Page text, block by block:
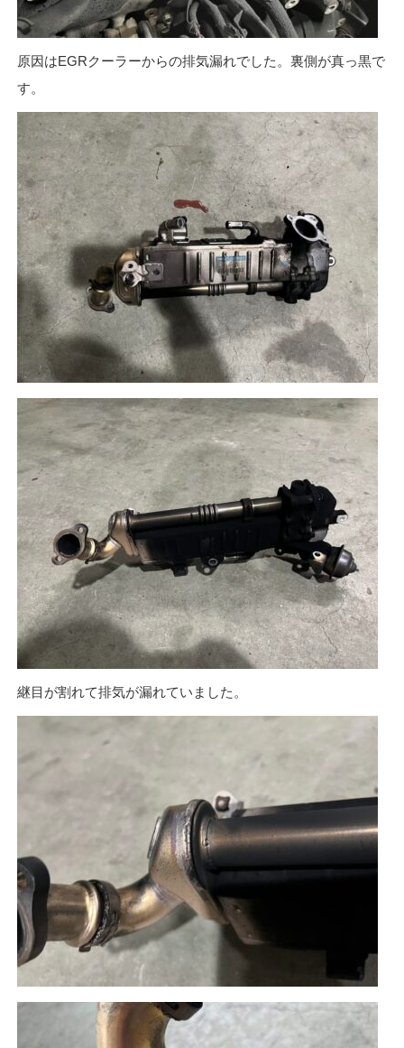
原因はEGRクーラーからの排気漏れでした。裏側が真っ黒で
す。
継目が割れて排気が漏れていました。